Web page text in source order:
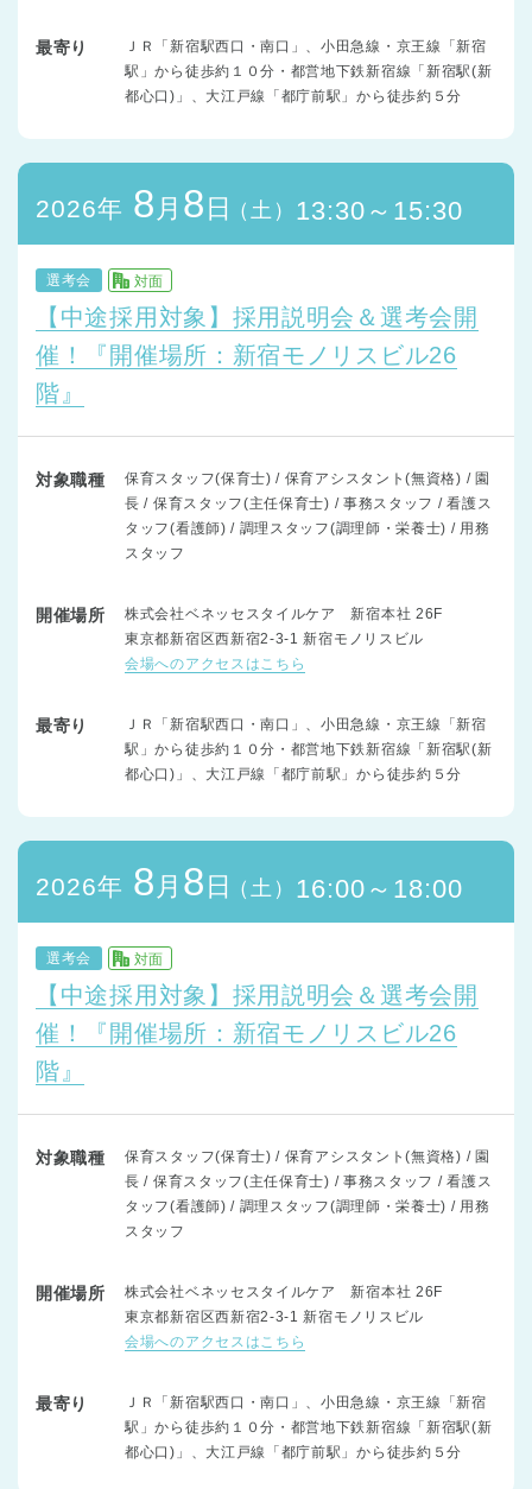
最寄り
ＪＲ「新宿駅西口・南口」、小田急線・京王線「新宿
駅」から徒歩約１０分・都営地下鉄新宿線「新宿駅(新
都心口)」、大江戸線「都庁前駅」から徒歩約５分
2026年 8 月 8 日 （土） 13:30～15:30
選考会 対面
【中途採用対象】採用説明会＆選考会開
催！『開催場所：新宿モノリスビル26
階』
対象職種
保育スタッフ(保育士) / 保育アシスタント(無資格) / 園
長 / 保育スタッフ(主任保育士) / 事務スタッフ / 看護ス
タッフ(看護師) / 調理スタッフ(調理師・栄養士) / 用務
スタッフ
開催場所
株式会社ベネッセスタイルケア 新宿本社 26F
東京都新宿区西新宿2-3-1 新宿モノリスビル
会場へのアクセスはこちら
最寄り
ＪＲ「新宿駅西口・南口」、小田急線・京王線「新宿
駅」から徒歩約１０分・都営地下鉄新宿線「新宿駅(新
都心口)」、大江戸線「都庁前駅」から徒歩約５分
2026年 8 月 8 日 （土） 16:00～18:00
選考会 対面
【中途採用対象】採用説明会＆選考会開
催！『開催場所：新宿モノリスビル26
階』
対象職種
保育スタッフ(保育士) / 保育アシスタント(無資格) / 園
長 / 保育スタッフ(主任保育士) / 事務スタッフ / 看護ス
タッフ(看護師) / 調理スタッフ(調理師・栄養士) / 用務
スタッフ
開催場所
株式会社ベネッセスタイルケア 新宿本社 26F
東京都新宿区西新宿2-3-1 新宿モノリスビル
会場へのアクセスはこちら
最寄り
ＪＲ「新宿駅西口・南口」、小田急線・京王線「新宿
駅」から徒歩約１０分・都営地下鉄新宿線「新宿駅(新
都心口)」、大江戸線「都庁前駅」から徒歩約５分